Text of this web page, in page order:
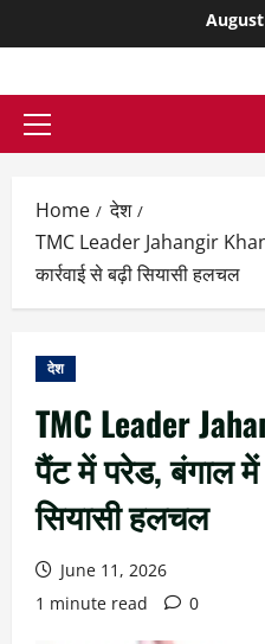
Home
देश
TMC Leader Jahangir
कार्रवाई से बढ़ी सियासी हलचल
देश
TMC Leader
पैंट में परेड, बंगाल में
सियासी हलचल
June 11, 2026
1 minute read
0